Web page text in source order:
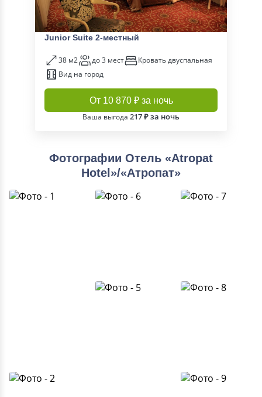
Junior Suite 2-местный
38 м2 до 3 мест
Кровать двуспальная
Вид на город
От 10 870 ₽ за ночь
Ваша выгода 217 ₽ за ночь
Фотографии Отель «Atropat
Hotel»/«Атропат»